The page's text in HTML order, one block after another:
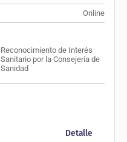
Online
Reconocimiento de Interés
Sanitario por la Consejería de
Sanidad
Detalle